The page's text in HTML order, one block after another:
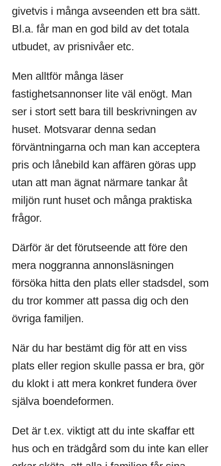
givetvis i många avseenden ett bra sätt.
Bl.a. får man en god bild av det totala
utbudet, av prisnivåer etc.
Men alltför många läser
fastighetsannonser lite väl enögt. Man
ser i stort sett bara till beskrivningen av
huset. Motsvarar denna sedan
förväntningarna och man kan acceptera
pris och lånebild kan affären göras upp
utan att man ägnat närmare tankar åt
miljön runt huset och många praktiska
frågor.
Därför är det förutseende att före den
mera noggranna annonsläsningen
försöka hitta den plats eller stadsdel, som
du tror kommer att passa dig och den
övriga familjen.
När du har bestämt dig för att en viss
plats eller region skulle passa er bra, gör
du klokt i att mera konkret fundera över
själva boendeformen.
Det är t.ex. viktigt att du inte skaffar ett
hus och en trädgård som du inte kan eller